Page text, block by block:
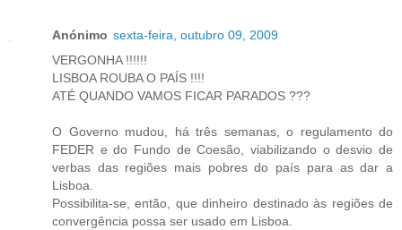
Anónimo sexta-feira, outubro 09, 2009
VERGONHA !!!!!!
LISBOA ROUBA O PAÍS !!!!
ATÉ QUANDO VAMOS FICAR PARADOS ???
O Governo mudou, há três semanas, o regulamento do
FEDER e do Fundo de Coesão, viabilizando o desvio de
verbas das regiões mais pobres do país para as dar a
Lisboa.
Possibilita-se, então, que dinheiro destinado às regiões de
convergência possa ser usado em Lisboa.